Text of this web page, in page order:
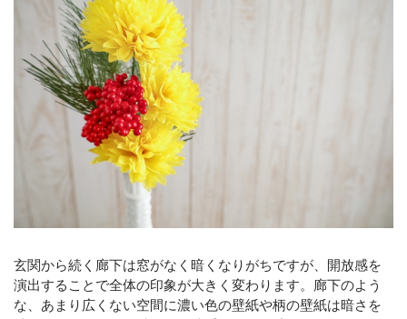
玄関から続く廊下は窓がなく暗くなりがちですが、開放感を
演出することで全体の印象が大きく変わります。廊下のよう
な、あまり広くない空間に濃い色の壁紙や柄の壁紙は暗さを